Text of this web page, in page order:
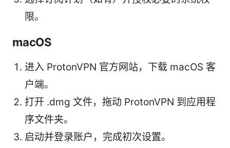
限。
macOS
进入 ProtonVPN 官方网站，下载 macOS 客
户端。
打开 .dmg 文件，拖动 ProtonVPN 到应用程
序文件夹。
启动并登录账户，完成初次设置。